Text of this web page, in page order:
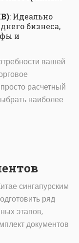
: Идеально
бизнеса,
и
вашей
расчетный
наиболее
сингапурским
ряд
этапов,
документов